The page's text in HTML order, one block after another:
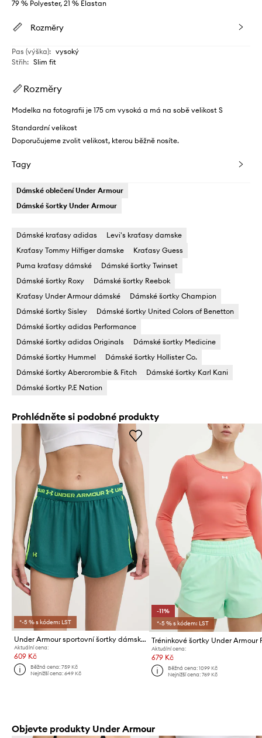
79 % Polyester, 21 % Elastan
Rozměry
Pas (výška): vysoký
Střih: Slim fit
Rozměry
Modelka na fotografii je 175 cm vysoká a má na sobě velikost S
Standardní velikost
Doporučujeme zvolit velikost, kterou běžně nosíte.
Tagy
Dámské oblečení Under Armour
Dámské šortky Under Armour
Dámské kraťasy adidas
Levi's kraťasy damske
Kraťasy Tommy Hilfiger damske
Kraťasy Guess
Puma kraťasy dámské
Dámské šortky Twinset
Dámské šortky Roxy
Dámské šortky Reebok
Kraťasy Under Armour dámské
Dámské šortky Champion
Dámské šortky Sisley
Dámské šortky United Colors of Benetton
Dámské šortky adidas Performance
Dámské šortky adidas Originals
Dámské šortky Medicine
Dámské šortky Hummel
Dámské šortky Hollister Co.
Dámské šortky Abercrombie & Fitch
Dámské šortky Karl Kani
Dámské šortky P.E Nation
Prohlédněte si podobné produkty
*-5 % s kódem: LST
Under Armour sportovní šortky dámské Tech Play
Aktuální cena:
609 Kč
Běžná cena:759 Kč
Nejnižší cena:649 Kč
-11%
*-5 % s kódem: LST
Tréninkové šortky Under Armour
Aktuální cena:
679 Kč
Běžná cena: 1099 Kč
Nejnižší cena: 769 Kč
Objevte produkty Under Armour